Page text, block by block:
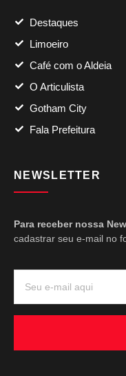
Destaques
Limoeiro
Café com o Aldeia
O Articulista
Gotham City
Fala Prefeitura
NEWSLETTER
Para receber nossa
cadastrar seu e-mail no